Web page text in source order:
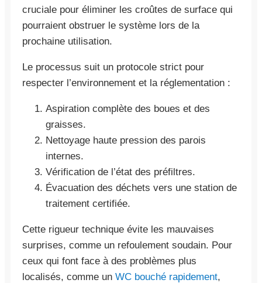
cruciale pour éliminer les croûtes de surface qui
pourraient obstruer le système lors de la
prochaine utilisation.
Le processus suit un protocole strict pour
respecter l’environnement et la réglementation :
Aspiration complète des boues et des
graisses.
Nettoyage haute pression des parois
internes.
Vérification de l’état des préfiltres.
Évacuation des déchets vers une station de
traitement certifiée.
Cette rigueur technique évite les mauvaises
surprises, comme un refoulement soudain. Pour
ceux qui font face à des problèmes plus
localisés, comme un WC bouché rapidement,